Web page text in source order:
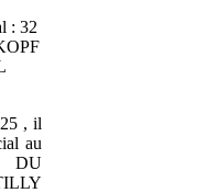
: 32
, il
au
DU